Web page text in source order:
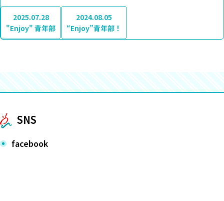
2025.07.28
"Enjoy" 青年部
2024.08.05
“Enjoy”青年部！
SNS
facebook